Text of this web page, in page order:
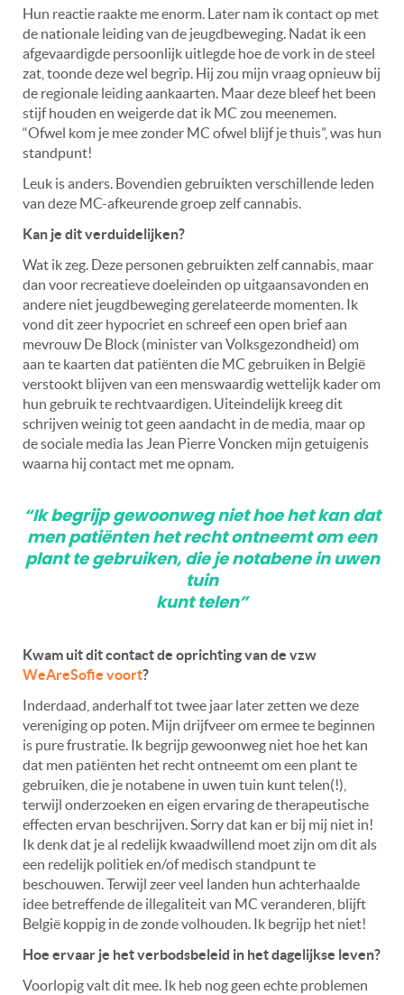
Hun reactie raakte me enorm. Later nam ik contact op met
de nationale leiding van de jeugdbeweging. Nadat ik een
afgevaardigde persoonlijk uitlegde hoe de vork in de steel
zat, toonde deze wel begrip. Hij zou mijn vraag opnieuw bij
de regionale leiding aankaarten. Maar deze bleef het been
stijf houden en weigerde dat ik MC zou meenemen.
“Ofwel kom je mee zonder MC ofwel blijf je thuis”, was hun
standpunt!
Leuk is anders. Bovendien gebruikten verschillende leden
van deze MC-afkeurende groep zelf cannabis.
Kan je dit verduidelijken?
Wat ik zeg. Deze personen gebruikten zelf cannabis, maar
dan voor recreatieve doeleinden op uitgaansavonden en
andere niet jeugdbeweging gerelateerde momenten. Ik
vond dit zeer hypocriet en schreef een open brief aan
mevrouw De Block (minister van Volksgezondheid) om
aan te kaarten dat patiënten die MC gebruiken in België
verstookt blijven van een menswaardig wettelijk kader om
hun gebruik te rechtvaardigen. Uiteindelijk kreeg dit
schrijven weinig tot geen aandacht in de media, maar op
de sociale media las Jean Pierre Voncken mijn getuigenis
waarna hij contact met me opnam.
“Ik begrijp gewoonweg niet hoe het kan dat
men patiënten het recht ontneemt om een
plant te gebruiken, die je notabene in uwen
tuin
kunt telen”
Kwam uit dit contact de oprichting van de vzw
WeAreSofie voort?
Inderdaad, anderhalf tot twee jaar later zetten we deze
vereniging op poten. Mijn drijfveer om ermee te beginnen
is pure frustratie. Ik begrijp gewoonweg niet hoe het kan
dat men patiënten het recht ontneemt om een plant te
gebruiken, die je notabene in uwen tuin kunt telen(!),
terwijl onderzoeken en eigen ervaring de therapeutische
effecten ervan beschrijven. Sorry dat kan er bij mij niet in!
Ik denk dat je al redelijk kwaadwillend moet zijn om dit als
een redelijk politiek en/of medisch standpunt te
beschouwen. Terwijl zeer veel landen hun achterhaalde
idee betreffende de illegaliteit van MC veranderen, blijft
België koppig in de zonde volhouden. Ik begrijp het niet!
Hoe ervaar je het verbodsbeleid in het dagelijkse leven?
Voorlopig valt dit mee. Ik heb nog geen echte problemen